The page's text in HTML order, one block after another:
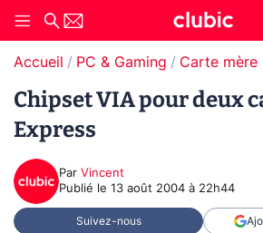
Accueil PC & Gaming Carte mère
Chipset VIA pour deux
Express
Par Vincent
Publié le 13 août 2004 à 22h44
Suivez-nous